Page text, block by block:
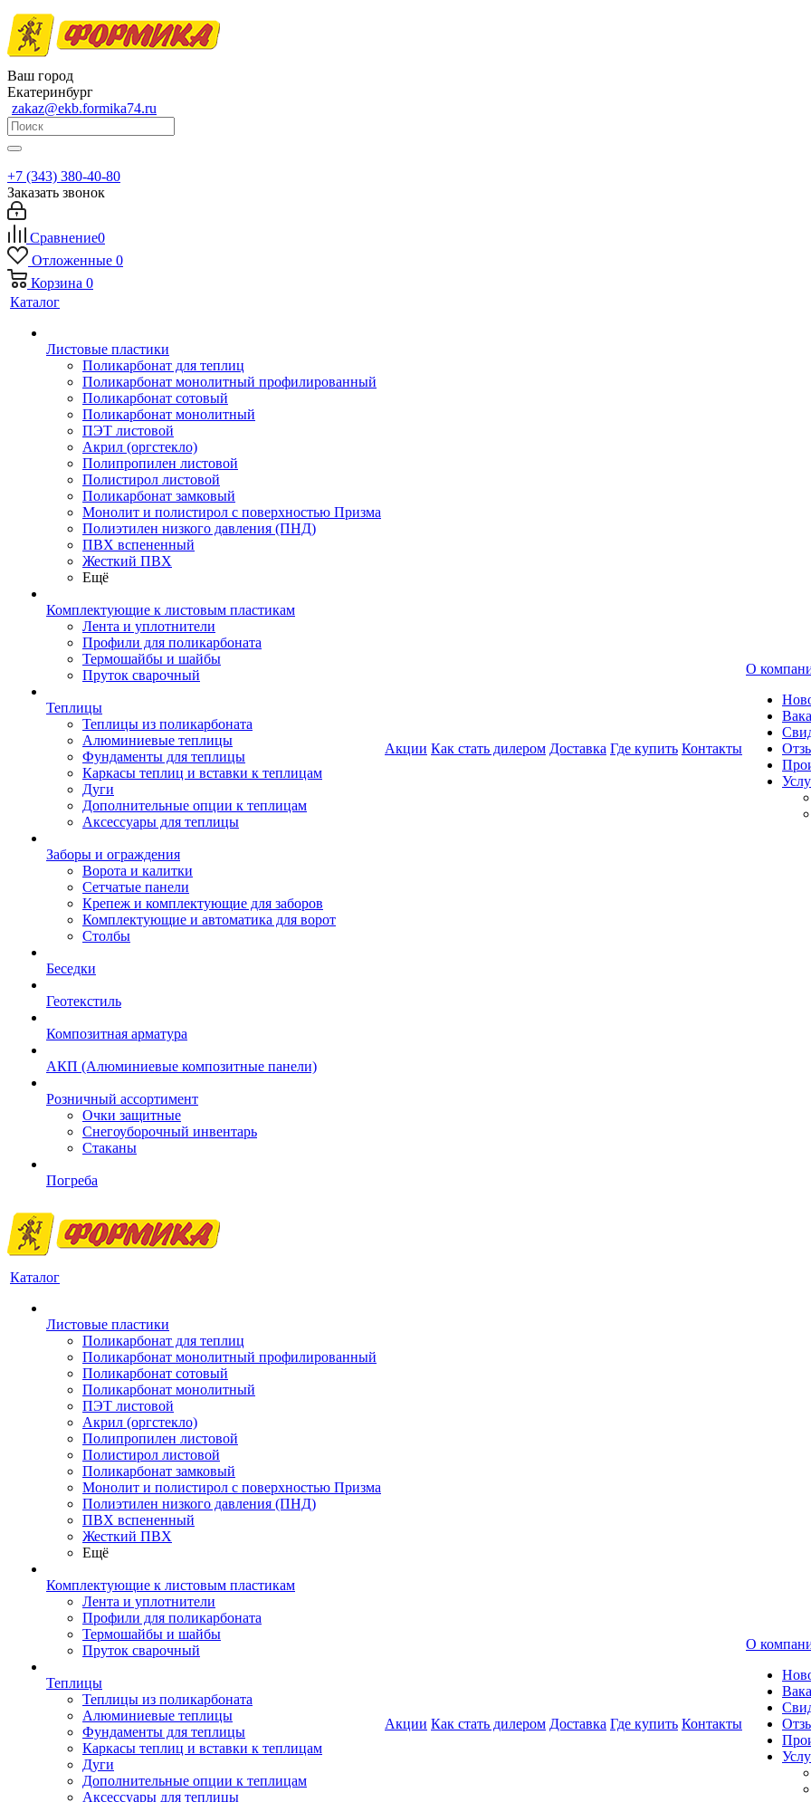
Ваш город
Екатеринбург
zakaz@ekb.formika74.ru
+7 (343) 380-40-80
Заказать звонок
Сравнение0
Отложенные 0
Корзина 0
Каталог
Листовые пластики
Поликарбонат для теплиц
Поликарбонат монолитный профилированный
Поликарбонат сотовый
Поликарбонат монолитный
ПЭТ листовой
Акрил (оргстекло)
Полипропилен листовой
Полистирол листовой
Поликарбонат замковый
Монолит и полистирол с поверхностью Призма
Полиэтилен низкого давления (ПНД)
ПВХ вспененный
Жесткий ПВХ
Ещё
Комплектующие к листовым пластикам
Лента и уплотнители
Профили для поликарбоната
Термошайбы и шайбы
Пруток сварочный
Теплицы
Теплицы из поликарбоната
Алюминиевые теплицы
Фундаменты для теплицы
Каркасы теплиц и вставки к теплицам
Дуги
Дополнительные опции к теплицам
Аксессуары для теплицы
Заборы и ограждения
Ворота и калитки
Сетчатые панели
Крепеж и комплектующие для заборов
Комплектующие и автоматика для ворот
Столбы
Беседки
Геотекстиль
Композитная арматура
АКП (Алюминиевые композитные панели)
Розничный ассортимент
Очки защитные
Снегоуборочный инвентарь
Стаканы
Погреба
Акции Как стать дилером Доставка Где купить Контакты
О
Каталог
Листовые пластики
Поликарбонат для теплиц
Поликарбонат монолитный профилированный
Поликарбонат сотовый
Поликарбонат монолитный
ПЭТ листовой
Акрил (оргстекло)
Полипропилен листовой
Полистирол листовой
Поликарбонат замковый
Монолит и полистирол с поверхностью Призма
Полиэтилен низкого давления (ПНД)
ПВХ вспененный
Жесткий ПВХ
Ещё
Комплектующие к листовым пластикам
Лента и уплотнители
Профили для поликарбоната
Термошайбы и шайбы
Пруток сварочный
Теплицы
Теплицы из поликарбоната
Алюминиевые теплицы
Фундаменты для теплицы
Каркасы теплиц и вставки к теплицам
Дуги
Дополнительные опции к теплицам
Аксессуары для теплицы
Акции Как стать дилером Доставка Где купить Контакты
О